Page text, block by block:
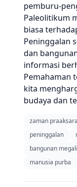
pemburu-
Paleolitikum
biasa
Peninggalan
dan
informasi
Pemahaman
kita
budaya dan
zaman praaksara
peninggalan
bangunan
manusia purba